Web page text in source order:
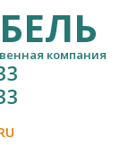
компания